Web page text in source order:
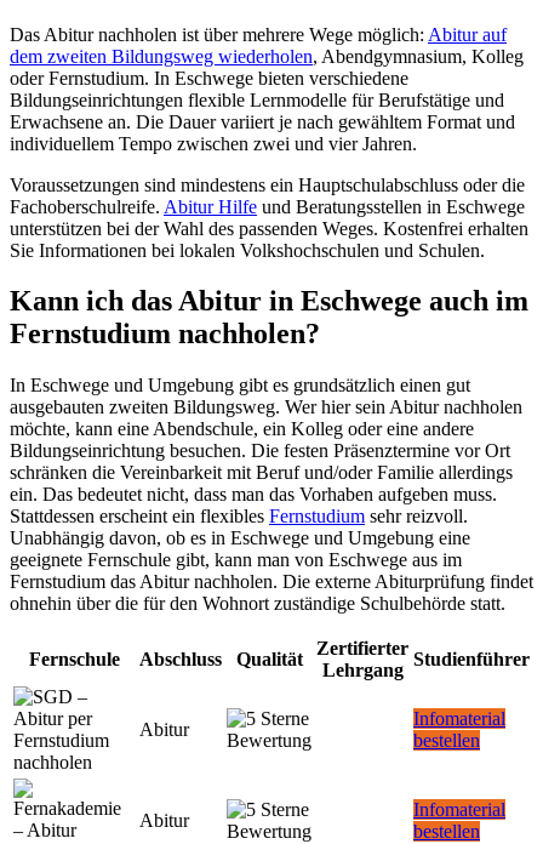
Das Abitur nachholen ist über mehrere Wege möglich: Abitur auf
dem zweiten Bildungsweg wiederholen, Abendgymnasium, Kolleg
oder Fernstudium. In Eschwege bieten verschiedene
Bildungseinrichtungen flexible Lernmodelle für Berufstätige und
Erwachsene an. Die Dauer variiert je nach gewähltem Format und
individuellem Tempo zwischen zwei und vier Jahren.
Voraussetzungen sind mindestens ein Hauptschulabschluss oder die
Fachoberschulreife. Abitur Hilfe und Beratungsstellen in Eschwege
unterstützen bei der Wahl des passenden Weges. Kostenfrei erhalten
Sie Informationen bei lokalen Volkshochschulen und Schulen.
Kann ich das Abitur in Eschwege auch im
Fernstudium nachholen?
In Eschwege und Umgebung gibt es grundsätzlich einen gut
ausgebauten zweiten Bildungsweg. Wer hier sein Abitur nachholen
möchte, kann eine Abendschule, ein Kolleg oder eine andere
Bildungseinrichtung besuchen. Die festen Präsenztermine vor Ort
schränken die Vereinbarkeit mit Beruf und/oder Familie allerdings
ein. Das bedeutet nicht, dass man das Vorhaben aufgeben muss.
Stattdessen erscheint ein flexibles Fernstudium sehr reizvoll.
Unabhängig davon, ob es in Eschwege und Umgebung eine
geeignete Fernschule gibt, kann man von Eschwege aus im
Fernstudium das Abitur nachholen. Die externe Abiturprüfung findet
ohnehin über die für den Wohnort zuständige Schulbehörde statt.
Fernschule Abschluss Qualität
Zertifierter
Lehrgang
Studienführer
Abitur
Infomaterial
bestellen
Abitur
Infomaterial
bestellen